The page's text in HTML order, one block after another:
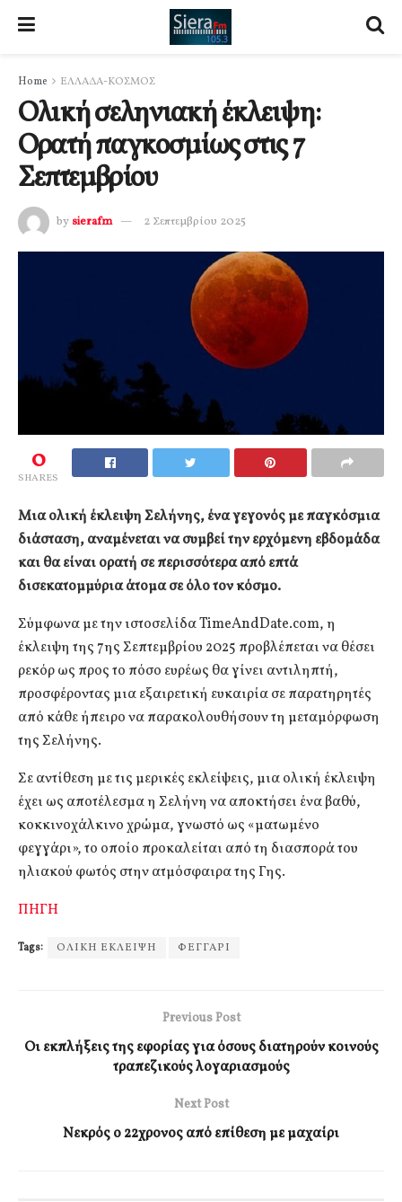
Home ΕΛΛΑΔΑ-ΚΟΣΜΟΣ
Ολική σεληνιακή έκλειψη:
Ορατή παγκοσμίως στις 7
Σεπτεμβρίου
by sierafm 2 Σεπτεμβρίου 2025
0
SHARES
Μια ολική έκλειψη Σελήνης, ένα γεγονός με παγκόσμια
διάσταση, αναμένεται να συμβεί την ερχόμενη εβδομάδα
και θα είναι ορατή σε περισσότερα από επτά
δισεκατομμύρια άτομα σε όλο τον κόσμο.
Σύμφωνα με την ιστοσελίδα TimeAndDate.com, η
έκλειψη της 7ης Σεπτεμβρίου 2025 προβλέπεται να θέσει
ρεκόρ ως προς το πόσο ευρέως θα γίνει αντιληπτή,
προσφέροντας μια εξαιρετική ευκαιρία σε παρατηρητές
από κάθε ήπειρο να παρακολουθήσουν τη μεταμόρφωση
της Σελήνης.
Σε αντίθεση με τις μερικές εκλείψεις, μια ολική έκλειψη
έχει ως αποτέλεσμα η Σελήνη να αποκτήσει ένα βαθύ,
κοκκινοχάλκινο χρώμα, γνωστό ως «ματωμένο
φεγγάρι», το οποίο προκαλείται από τη διασπορά του
ηλιακού φωτός στην ατμόσφαιρα της Γης.
ΠΗΓΗ
Tags: ΟΛΙΚΗ ΕΚΛΕΙΨΗ ΦΕΓΓΑΡΙ
Previous Post
Οι εκπλήξεις της εφορίας για όσους διατηρούν κοινούς
τραπεζικούς λογαριασμούς
Next Post
Νεκρός ο 22χρονος από επίθεση με μαχαίρι